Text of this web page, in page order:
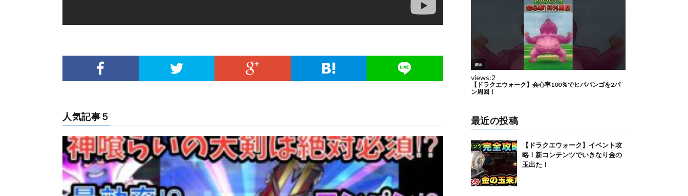
人気記事５ 最近の投稿
【ドラクエウォーク】イベント攻
略！新コンテンツでいきなり金の
玉出た！